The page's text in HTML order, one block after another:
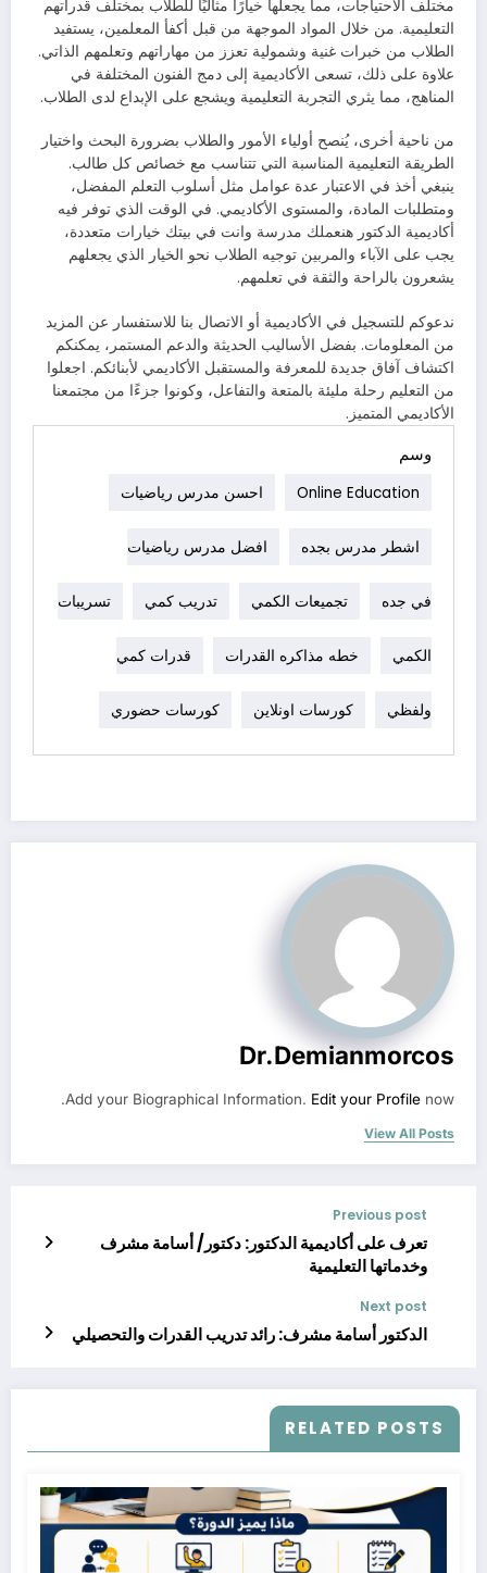
مختلف الاحتياجات، مما يجعلها خيارًا مثاليًا للطلاب بمختلف قدراتهم
التعليمية. من خلال المواد الموجهة من قبل أكفأ المعلمين، يستفيد
الطلاب من خبرات غنية وشمولية تعزز من مهاراتهم وتعلمهم الذاتي.
علاوة على ذلك، تسعى الأكاديمية إلى دمج الفنون المختلفة في
المناهج، مما يثري التجربة التعليمية ويشجع على الإبداع لدى الطلاب.
من ناحية أخرى، يُنصح أولياء الأمور والطلاب بضرورة البحث واختيار
الطريقة التعليمية المناسبة التي تتناسب مع خصائص كل طالب.
ينبغي أخذ في الاعتبار عدة عوامل مثل أسلوب التعلم المفضل،
ومتطلبات المادة، والمستوى الأكاديمي. في الوقت الذي توفر فيه
أكاديمية الدكتور هنعملك مدرسة وانت في بيتك خيارات متعددة،
يجب على الآباء والمربين توجيه الطلاب نحو الخيار الذي يجعلهم
يشعرون بالراحة والثقة في تعلمهم.
ندعوكم للتسجيل في الأكاديمية أو الاتصال بنا للاستفسار عن المزيد
من المعلومات. بفضل الأساليب الحديثة والدعم المستمر، يمكنكم
اكتشاف آفاق جديدة للمعرفة والمستقبل الأكاديمي لأبنائكم. اجعلوا
من التعليم رحلة مليئة بالمتعة والتفاعل، وكونوا جزءًا من مجتمعنا
الأكاديمي المتميز.
وسم
Online Education احسن مدرس رياضيات
اشطر مدرس بجده افضل مدرس رياضيات
في جده تجميعات الكمي تدريب كمي تسريبات
الكمي خطه مذاكره القدرات قدرات كمي
ولفظي كورسات اونلاين كورسات حضوري
Dr.demianmorcos
Add your Biographical Information. Edit your Profile now.
View All Posts
Previous post
تعرف على أكاديمية الدكتور: دكتور/ أسامة مشرف
وخدماتها التعليمية
Next post
الدكتور أسامة مشرف: رائد تدريب القدرات والتحصيلي
RELATED POSTS